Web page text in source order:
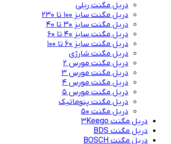
دریل مگنت ریلی
دریل مگنت سایز 100 تا 230
دریل مگنت سایز 30 تا 40
دریل مگنت سایز 40 تا 60
دریل مگنت سایز 60 تا 100
دریل مگنت شارژی
دریل مگنت مورس 2
دریل مگنت مورس 3
دریل مگنت مورس 4
دریل مگنت مورس 5
دریل مگنت پنوماتیک
دریل مگنت ۵۰
دریل مگنت 3Keego
دریل مگنت BDS
دریل مگنت BOSCH